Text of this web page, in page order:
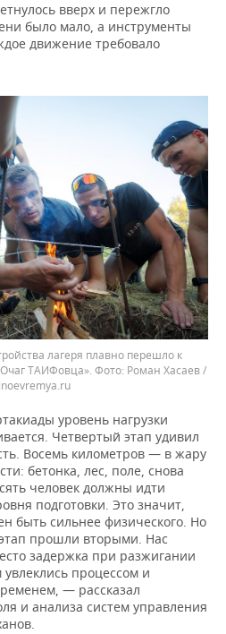
вверх и пережгло
было мало, а инструменты
движение требовало
лагеря плавно перешло к
ТАИФовца».
Роман Хасаев /
уровень нагрузки
Четвертый этап удивил
Восемь километров — в жару
бетонка, лес, поле, снова
человек должны идти
подготовки. Это значит,
быть сильнее физического. Но
прошли вторыми. Нас
задержка при разжигании
процессом и
— рассказал
и анализа систем управления